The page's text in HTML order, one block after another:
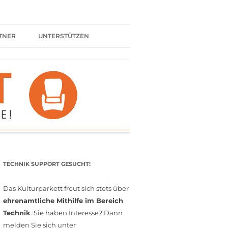
UNTERSTÜTZEN
SPENDEN
FÖRDERMITGLIED WERDEN
MITGLIEDSCHAFT
TECHNIK SUPPORT GESUCHT!
Das Kulturparkett freut sich stets über
ehrenamtliche Mithilfe im Bereich
Technik. Sie haben Interesse? Dann
melden Sie sich unter